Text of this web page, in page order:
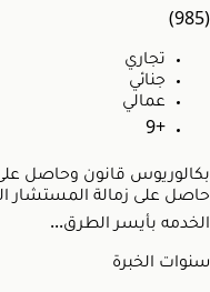
(985)
تجاري
جنائي
عمالي
+9
حاصل على زمالة المستشار
الخدمه بأيسر الطرق...
سنوات الخبرة